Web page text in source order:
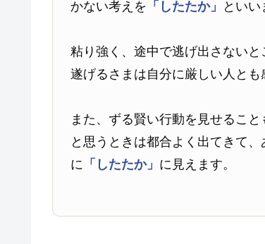
かない考えを 「したたか」 といい
粘り強く、途中で逃げ出さない
遂げるさまは自分に厳しい人とも
また、ずる賢い行動を見せるこ
と思うときは都合よく出てきて
に 「したたか」 に見えます。